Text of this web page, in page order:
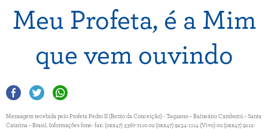
Meu Profeta, é a Mim
que vem ouvindo
Mensagem recebida pelo Profeta Pedro II (Bento da Conceição) - Taquaras – Balneário Camboriú – Santa
Catarina – Brasil. Informações fone- fax: (0xx47) 3367-7110 ou (0xx47) 9234-1114 (Vivo) ou (0xx47) 9112-